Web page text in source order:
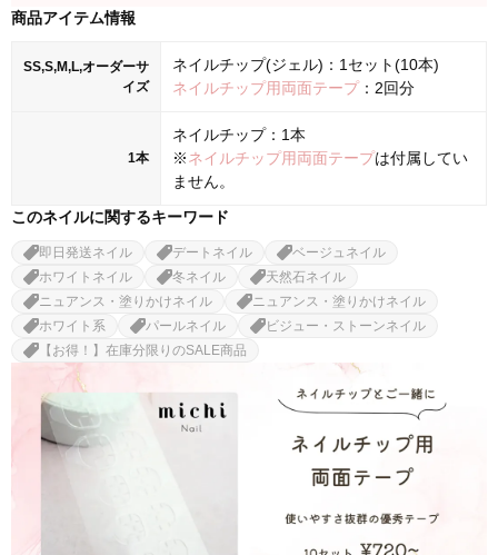
商品アイテム情報
SS,S,M,L,オーダーサ
イズ
ネイルチップ(ジェル)：1セット(10本)
ネイルチップ用両面テープ：2回分
1本
ネイルチップ：1本
※ネイルチップ用両面テープは付属してい
ません。
このネイルに関するキーワード
即日発送ネイル デートネイル
ベージュネイル
ホワイトネイル
冬ネイル
天然石ネイル
ニュアンス・塗りかけネイル
ニュアンス・塗りかけネイル
ホワイト系
パールネイル
ビジュー・ストーンネイル
【お得！】在庫分限りのSALE商品